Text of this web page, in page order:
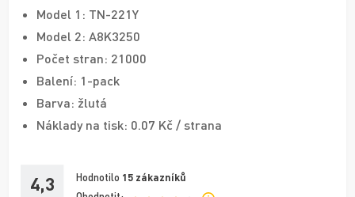
Model 1: TN-221Y
Model 2: A8K3250
Počet stran: 21000
Balení: 1-pack
Barva: žlutá
Náklady na tisk: 0.07 Kč / strana
4,3 Hodnotilo 15 zákazníků